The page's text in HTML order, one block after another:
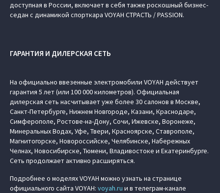
доступная в России, включает в себя также роскошный бизнес-
седан с динамикой спорткара VOYAH СТРАСТЬ / PASSION.
ГАРАНТИЯ И ДИЛЕРСКАЯ СЕТЬ
На официально ввезенные электромобили VOYAH действует
гарантия 5 лет (или 100 000 километров). Официальная
дилерская сеть насчитывает уже более 30 салонов в Москве,
Санкт-Петербурге, Нижнем Новгороде, Казани, Краснодаре,
Симферополе, Ростове-на-Дону, Сочи, Ижевске, Воронеже,
Минеральных Водах, Уфе, Твери, Красноярске, Ставрополе,
Магнитогорске, Новороссийске, Челябинске, Набережных
Челнах, Новосибирске, Тюмени, Владивостоке и Екатеринбурге.
Сеть продолжает активно расширяться.
Подробнее о моделях VOYAH можно узнать на странице
официального сайта VOYAH: voyah.ru и в телеграм-канале